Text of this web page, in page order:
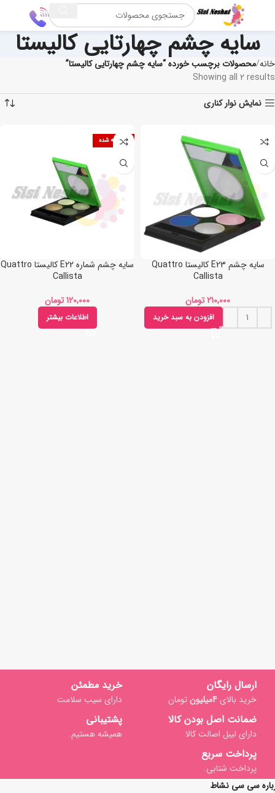
سایه چشم چهارتایی کالیستا
خانه محصولات برچسب خورده “سایه چشم چهارتایی کالیستا”
Showing all 2 results
نمایش نوار کناری
سایه چشم E23 کالیستا Quattro
Callista
تومان
افزودن به سبد خرید
فروخته شده
سایه چشم شماره E22 کالیستا Quattro
Callista
تومان
اطلاعات بیشتر
ارسال رایگان
خرید بالای4میلیون تومان
خرید مطمئن
دارای سیب سلامت
ضمانت اصل بودن کالا
دارای لیبل اصالت کالا
پشتیبانی
همیشه هستیم.
پرداخت سریع
پرداخت شتابی.
سی سی نشاط